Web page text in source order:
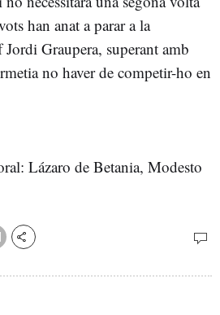
han anat a parar a la
Graupera, superant amb
no haver de competir-ho en
Lázaro de Betania, Modesto